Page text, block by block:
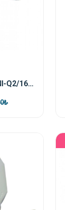
Hikvision DS-7616NI-Q2/16P 16 Port Poe Nvr Kayıt Cihazı